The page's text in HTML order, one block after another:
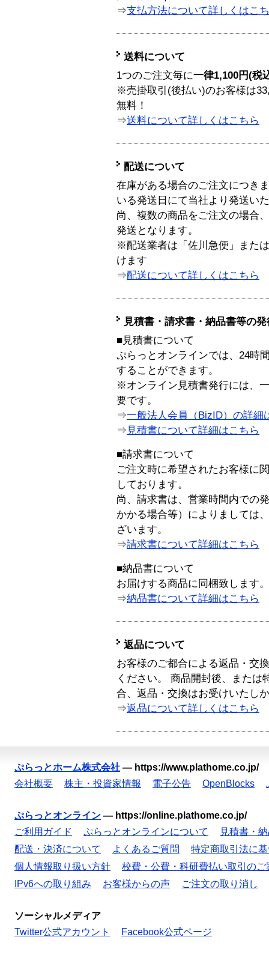
⇒支払方法について詳しくはこ
送料について
1つのご注文毎に一律1,100円(税
※売掛取引(後払い)のお客様は
無料！
⇒送料について詳しくはこちら
配送について
在庫がある場合のご注文につき
いる発送日にて当社より発送い
尚、複数の商品をご注文の場合
発送となります。
※配送業者は「佐川急便」また
けます
⇒配送について詳しくはこちら
見積書・請求書・納品書等の
■見積書について
ぷらっとオンラインでは、24時
することができます。
※オンライン見積書発行には、
要です。
⇒一般法人会員（BizID）の詳細
⇒ 見積書について詳細はこちら
■請求書について
ご注文時に希望されたお客様に
しております。
尚、請求書は、営業時間内での
かかる場合等）によりましては
ざいます。
⇒請求書について詳細はこちら
■納品書について
お届けする商品に同梱致します。
⇒納品書について詳細はこちら
返品について
お客様のご都合による返品・交
ください。 商品開封後、または
合、返品・交換はお受けいたし
⇒返品について詳しくはこちら
ぷらっとホーム株式会社 — https://www.plathome.co.jp/
会社概要
株主・投資家情報 電子公告 OpenBlocks
ぷらっとオンライン — https://online.plathome.co.jp/
ご利用ガイド
ぷらっとオンラインについて
見積書・
配送・決済について
よくあるご質問
特定商取引法に
個人情報取り扱い方針
校費・公費・科研費払い取引のご
IPv6への取り組み
お客様からの声 ご注文の取り消し
ソーシャルメディア
Twitter公式アカウント
Facebook公式ページ